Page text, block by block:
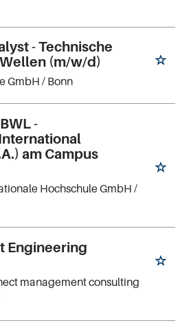
- Technische
(m/w/d)
GmbH/ Bonn
-
am Campus
Hochschule GmbH /
Engineering
management consulting